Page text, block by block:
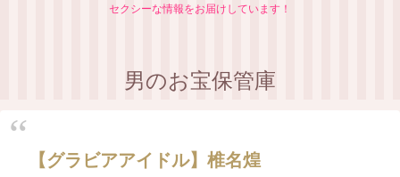
セクシーな情報をお届けしています！
男のお宝保管庫
【グラビアアイドル】椎名煌